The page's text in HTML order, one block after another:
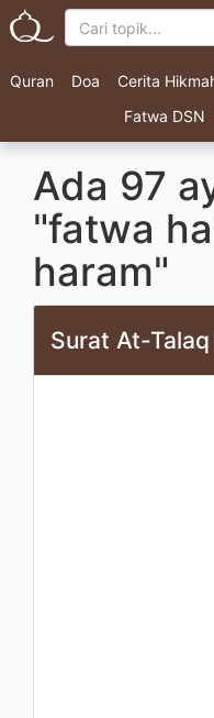
Quran Doa Cerita
Fatwa DSN
Ada 97
"fatwa
haram"
Surat At-